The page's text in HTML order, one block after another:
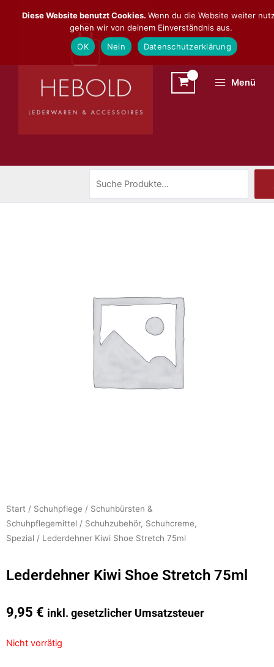
Inhalt
Menü
Start / Schuhpflege / Schuhbürsten &
Schuhpflegemittel / Schuhzubehör, Schuhcreme,
Spezial / Lederdehner Kiwi Shoe Stretch 75ml
Lederdehner Kiwi Shoe Stretch 75ml
9,95 € inkl. gesetzlicher Umsatzsteuer
Nicht vorrätig
Diese Website benutzt Cookies. Wenn du die Website weiter
gehen wir von deinem Einverständnis aus.
OK
Nein Datenschutzerklärung